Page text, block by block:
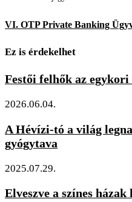
VI. OTP Private Banking
Ez is érdekelhet
Festői felhők az
2026.06.04.
A Hévízi-tó a világ
gyógytava
2025.07.29.
Elveszve a színes